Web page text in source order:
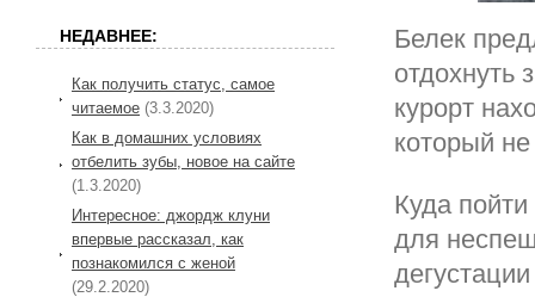
Белек
отдохнуть
курорт
который
Куда
для
НЕДАВНЕЕ:
Как получить статус, самое
читаемое (3.3.2020)
Как в домашних условиях
отбелить зубы, новое на сайте
(1.3.2020)
Интересное: джордж клуни
впервые рассказал, как
познакомился с женой
(29.2.2020)